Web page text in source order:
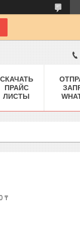
СКАЧАТЬ
ПРАЙС
ЛИСТЫ
₸